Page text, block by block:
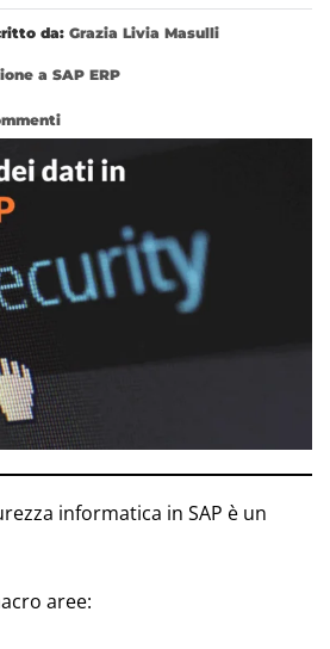
da: Grazia Livia Masulli
a SAP ERP
informatica in SAP è un
aree: